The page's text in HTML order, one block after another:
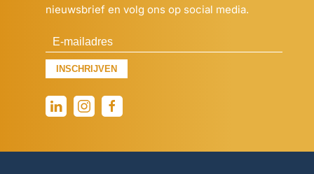
nieuwsbrief en volg ons op social media.
INSCHRIJVEN